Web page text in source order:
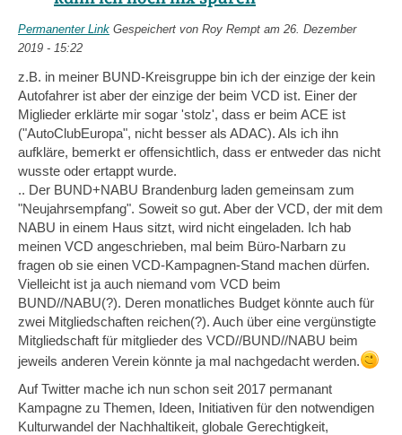
Permanenter Link Gespeichert von Roy Rempt am 26. Dezember
2019 - 15:22
z.B. in meiner BUND-Kreisgruppe bin ich der einzige der kein
Autofahrer ist aber der einzige der beim VCD ist. Einer der
Miglieder erklärte mir sogar 'stolz', dass er beim ACE ist
("AutoClubEuropa", nicht besser als ADAC). Als ich ihn
aufkläre, bemerkt er offensichtlich, dass er entweder das nicht
wusste oder ertappt wurde.
.. Der BUND+NABU Brandenburg laden gemeinsam zum
"Neujahrsempfang". Soweit so gut. Aber der VCD, der mit dem
NABU in einem Haus sitzt, wird nicht eingeladen. Ich hab
meinen VCD angeschrieben, mal beim Büro-Narbarn zu
fragen ob sie einen VCD-Kampagnen-Stand machen dürfen.
Vielleicht ist ja auch niemand vom VCD beim
BUND//NABU(?). Deren monatliches Budget könnte auch für
zwei Mitgliedschaften reichen(?). Auch über eine vergünstigte
Mitgliedschaft für mitglieder des VCD//BUND//NABU beim
jeweils anderen Verein könnte ja mal nachgedacht werden.
Auf Twitter mache ich nun schon seit 2017 permanant
Kampagne zu Themen, Ideen, Initiativen für den notwendigen
Kulturwandel der Nachhaltikeit, globale Gerechtigkeit,